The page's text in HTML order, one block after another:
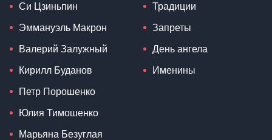
Си Цзиньпин
Эммануэль Макрон
Валерий Залужный
Кирилл Буданов
Петр Порошенко
Юлия Тимошенко
Марьяна Безуглая
Традиции
Запреты
День ангела
Именины